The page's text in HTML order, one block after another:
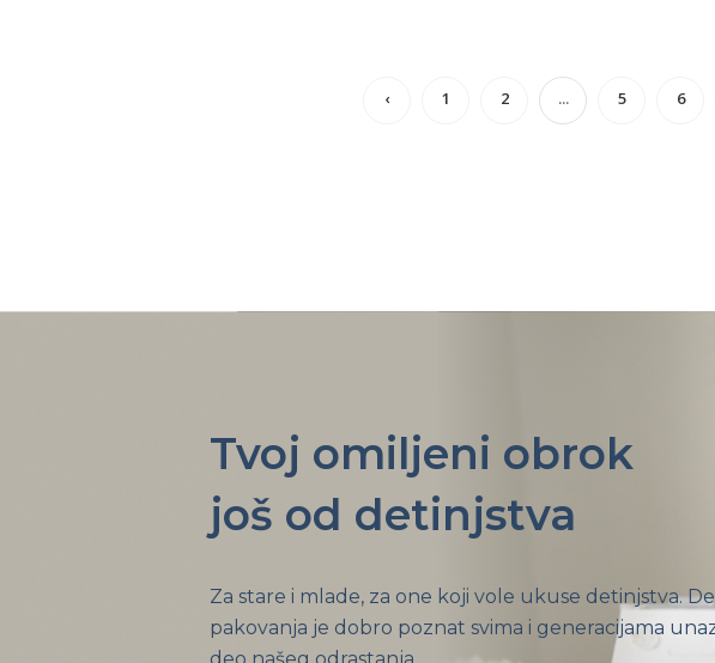
‹ 1 2 ... 5 6
Tvoj omiljeni obrok
još od detinjstva
Za stare i mlade, za one koji vole ukuse detinjstva.
pakovanja je dobro poznat svima i generacijama